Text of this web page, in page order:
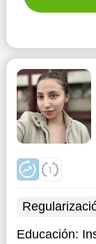
Educación: